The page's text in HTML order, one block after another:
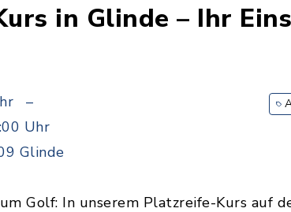
in Glinde – Ihr
–
Uhr
Glinde
Golf: In unserem Platzreife-Kurs auf